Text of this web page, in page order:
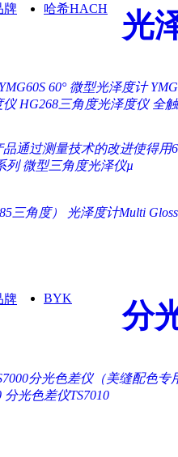
牌 哈希HACH 光
YMG60S 60° 微型光泽度计
仪 HG268三角度光泽度仪 全
通过测量技术的改进使得用
列 微型三角度光泽仪µ
三角度）
光泽度计Multi
牌 BYK 分
分光色差仪（美缝配色专
分光色差仪TS7010